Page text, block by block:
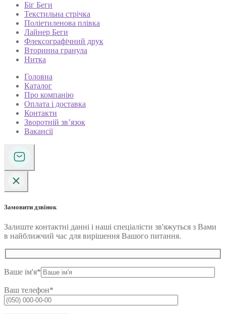
Біг Беги
Текстильна стрічка
Поліетиленова плівка
Лайнер Беги
Флексографічний друк
Вторинна гранула
Нитка
Головна
Каталог
Про компанію
Оплата і доставка
Контакти
Зворотній зв’язок
Вакансії
Замовити дзвінок
Залиште контактні данні і наші спеціалісти зв'яжуться з Вами
в найближчий час для вирішення Вашого питання.
Ваше ім'я*
Ваш телефон*